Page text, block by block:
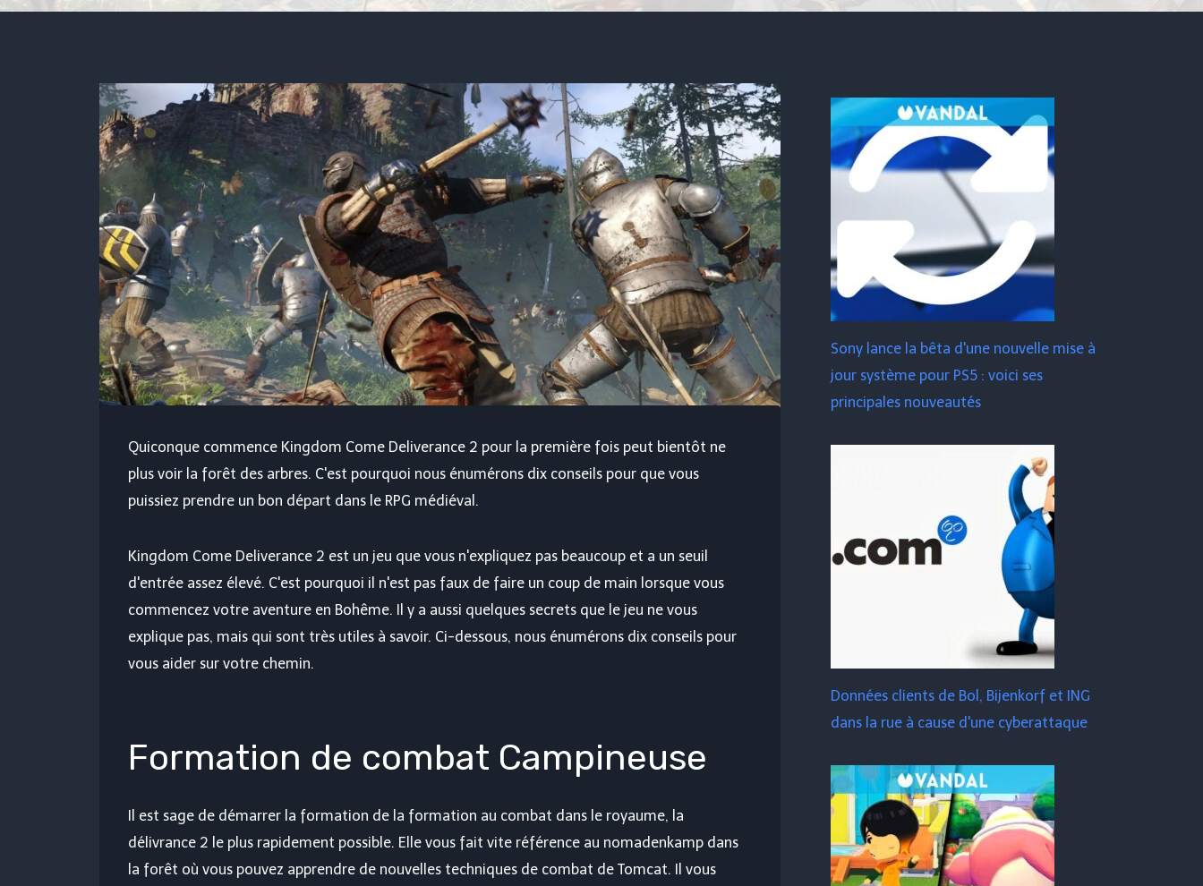
Quiconque commence Kingdom Come Deliverance 2 pour la première fois peut bientôt ne
plus voir la forêt des arbres. C'est pourquoi nous énumérons dix conseils pour que vous
puissiez prendre un bon départ dans le RPG médiéval.
Kingdom Come Deliverance 2 est un jeu que vous n'expliquez pas beaucoup et a un seuil
d'entrée assez élevé. C'est pourquoi il n'est pas faux de faire un coup de main lorsque vous
commencez votre aventure en Bohême. Il y a aussi quelques secrets que le jeu ne vous
explique pas, mais qui sont très utiles à savoir. Ci-dessous, nous énumérons dix conseils pour
vous aider sur votre chemin.
Formation de combat Campineuse
Il est sage de démarrer la formation de la formation au combat dans le royaume, la
délivrance 2 le plus rapidement possible. Elle vous fait vite référence au nomadenkamp dans
la forêt où vous pouvez apprendre de nouvelles techniques de combat de Tomcat. Il vous
Sony lance la bêta d'une nouvelle mise à
jour système pour PS5 : voici ses
principales nouveautés
Données clients de Bol, Bijenkorf et ING
dans la rue à cause d'une cyberattaque